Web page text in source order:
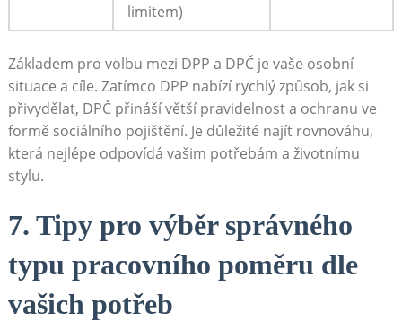
limitem)
Základem pro volbu mezi DPP a DPČ je vaše osobní
situace a cíle. Zatímco DPP nabízí rychlý způsob, jak si
přivydělat, DPČ přináší větší pravidelnost a ochranu ve
formě sociálního pojištění. Je důležité najít rovnováhu,
která nejlépe odpovídá vašim potřebám a životnímu
stylu.
7. Tipy pro výběr správného
typu pracovního poměru dle
vašich potřeb